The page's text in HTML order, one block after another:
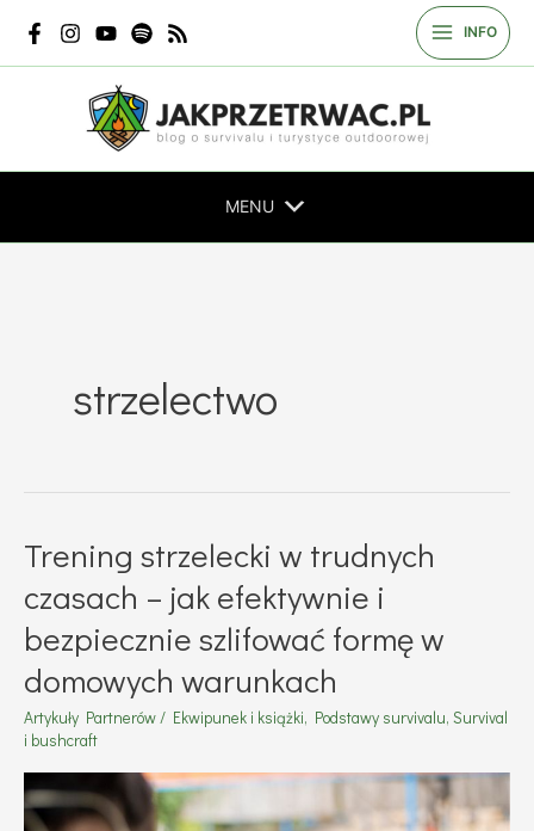
treści
INFO
MENU
strzelectwo
Trening strzelecki w trudnych
czasach – jak efektywnie i
bezpiecznie szlifować formę w
domowych warunkach
Artykuły Partnerów/ Ekwipunek i książki, Podstawy survivalu, Survival
i bushcraft